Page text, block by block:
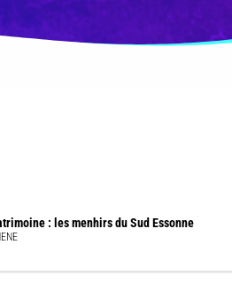
: les menhirs du Sud Essonne